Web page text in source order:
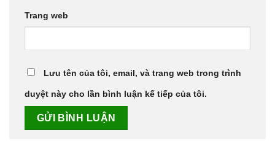
Trang web
Lưu tên của tôi, email, và trang web trong trình
duyệt này cho lần bình luận kế tiếp của tôi.